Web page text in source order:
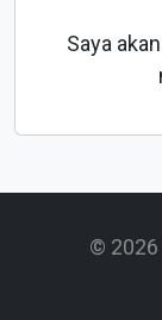
Saya
© 2026